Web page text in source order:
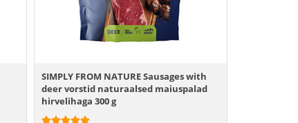
SIMPLY FROM NATURE Sausages with
deer vorstid naturaalsed maiuspalad
hirvelihaga 300 g